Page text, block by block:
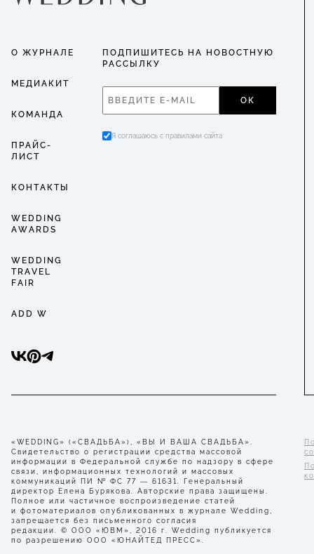
О ЖУРНАЛЕ
МЕДИАКИТ
КОМАНДА
ПРАЙС-
ЛИСТ
КОНТАКТЫ
WEDDING
AWARDS
WEDDING
TRAVEL
FAIR
ADD W
ПОДПИШИТЕСЬ НА НОВОСТНУЮ
РАССЫЛКУ
ОК
Я соглашаюсь с правилами сайта
«WEDDING» («СВАДЬБА»), «ВЫ И ВАША СВАДЬБА».
Свидетельство о регистрации средства массовой
информации в Федеральной службе по надзору в сфере
связи, информационных технологий и массовых
коммуникаций ПИ № ФС 77 — 61631. Генеральный
директор Елена Бурякова. Авторские права защищены.
Полное или частичное воспроизведение статей
и фотоматериалов опубликованных в журнале Wedding,
запрещается без письменного согласия
редакции. © ООО «ЮВМ», 2016 г. Wedding публикуется
по разрешению ООО «ЮНАЙТЕД ПРЕСС».